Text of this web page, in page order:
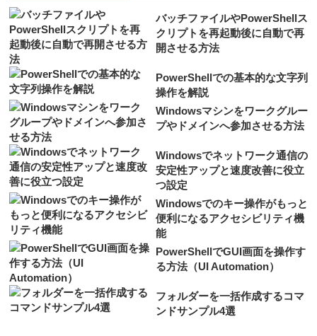
バッチファイルやPowerShellス
クリプトを再起動後に自動で再
開させる方法
PowerShellでの基本的な文字列
操作を解説
Windowsマシンをワークグルー
プやドメインへ参加させる方法
Windowsでネットワーク通信の
安定性アップと速度改善に役立
つ設定
Windowsでのキー操作がもっと
便利になるアクセシビリティ機
能
PowerShellでGUI画面を操作す
る方法（UI Automation）
フォルダーを一括作成するコマ
ンドサンプル4選